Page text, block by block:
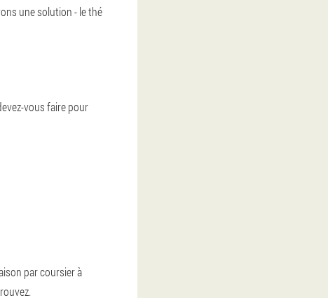
une solution - le thé
vous faire pour
par coursier à